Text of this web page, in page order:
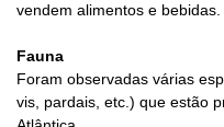
vendem alimentos e bebidas.
Fauna
Foram observadas várias
vis, pardais, etc.) que estão